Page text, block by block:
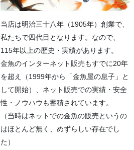
当店は明治三十八年（1905年）創業で、
私たちで四代目となります。なので、
115年以上の歴史・実績があります。
金魚のインターネット販売もすでに20年
を超え（1999年から「金魚屋の息子」と
して開始）、ネット販売での実績・安全
性・ノウハウも蓄積されています。
（当時はネットでの金魚の販売というの
はほとんど無く、めずらしい存在でし
た）